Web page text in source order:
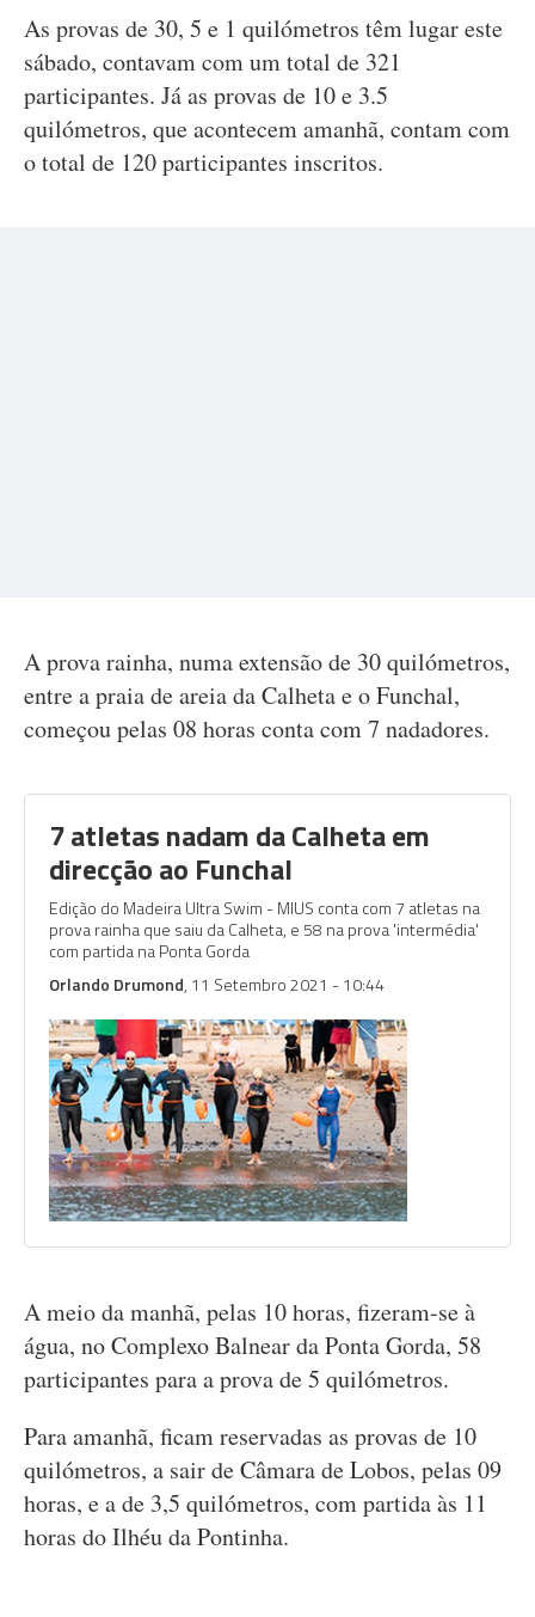
As provas de 30, 5 e 1 quilómetros têm lugar este
sábado, contavam com um total de 321
participantes. Já as provas de 10 e 3.5
quilómetros, que acontecem amanhã, contam com
o total de 120 participantes inscritos.
A prova rainha, numa extensão de 30 quilómetros,
entre a praia de areia da Calheta e o Funchal,
começou pelas 08 horas conta com 7 nadadores.
7 atletas nadam da Calheta em
direcção ao Funchal
Edição do Madeira Ultra Swim - MIUS conta com 7 atletas na
prova rainha que saiu da Calheta, e 58 na prova 'intermédia'
com partida na Ponta Gorda
Orlando Drumond, 11 Setembro 2021 - 10:44
A meio da manhã, pelas 10 horas, fizeram-se à
água, no Complexo Balnear da Ponta Gorda, 58
participantes para a prova de 5 quilómetros.
Para amanhã, ficam reservadas as provas de 10
quilómetros, a sair de Câmara de Lobos, pelas 09
horas, e a de 3,5 quilómetros, com partida às 11
horas do Ilhéu da Pontinha.